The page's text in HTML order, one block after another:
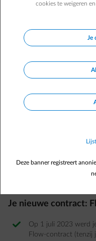
verhoogde
weten, de stopzetting is
voor energie, niet op je
Je nieuwe contract:
Op 1 juli 2023 werd
Flow-contract (tenzij
cookies te weigeren
Je
Deze banner registreert